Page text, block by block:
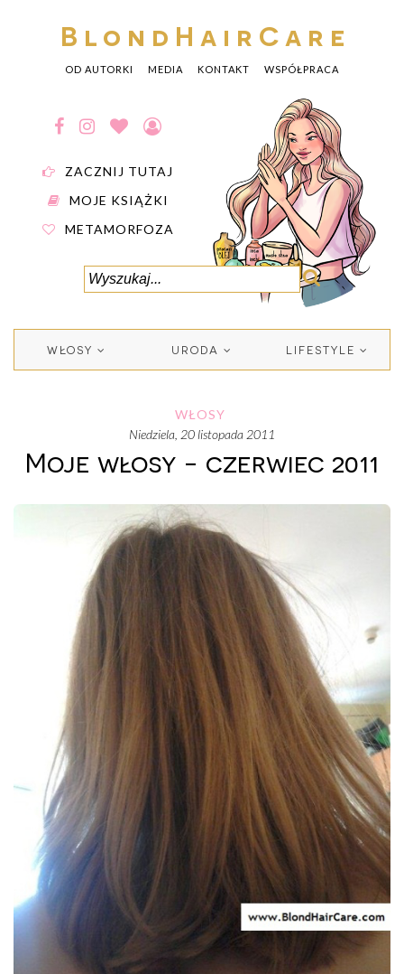
BlondHairCare
OD AUTORKI MEDIA KONTAKT WSPÓŁPRACA
ZACZNIJ TUTAJ
MOJE KSIĄŻKI
METAMORFOZA
WŁOSY URODA LIFESTYLE
WŁOSY
niedziela, 20 listopada 2011
Moje włosy - czerwiec 2011